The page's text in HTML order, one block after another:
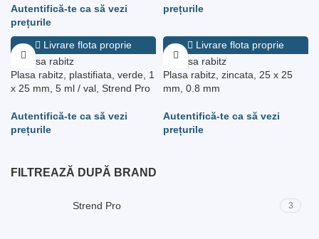
FILTREAZĂ DUPĂ BRAND
Strend Pro 3
Livrare flota proprie
Plasa rabitz, plastifiata, verde, 1
x 25 mm, 5 ml / val, Strend Pro
Livrare flota proprie
Plasa rabitz, zincata, 25 x 25
mm, 0.8 mm